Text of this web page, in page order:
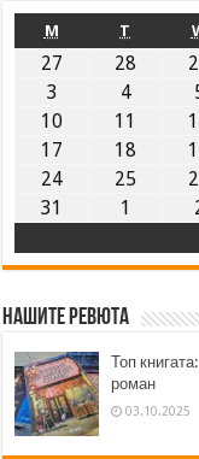
M T
27 28
3
4
10
11
17
18
24
25
31
1
Нашите ревюта
Топ
роман
03.10.2025